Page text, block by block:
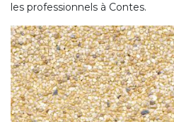
les professionnels à Contes.